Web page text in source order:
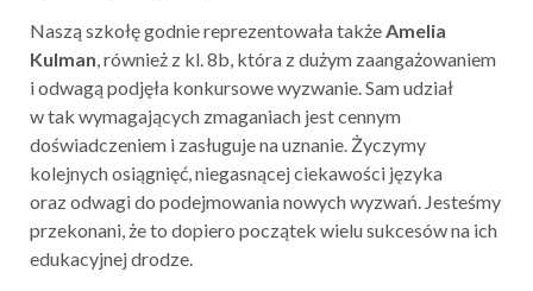
Naszą szkołę godnie reprezentowała takżeAmelia
Kulman, również z kl. 8b, która z dużym zaangażowaniem
i odwagą podjęła konkursowe wyzwanie. Sam udział
w tak wymagających zmaganiach jest cennym
doświadczeniem i zasługuje na uznanie. Życzymy
kolejnych osiągnięć, niegasnącej ciekawości języka
oraz odwagi do podejmowania nowych wyzwań. Jesteśmy
przekonani, że to dopiero początek wielu sukcesów na ich
edukacyjnej drodze.